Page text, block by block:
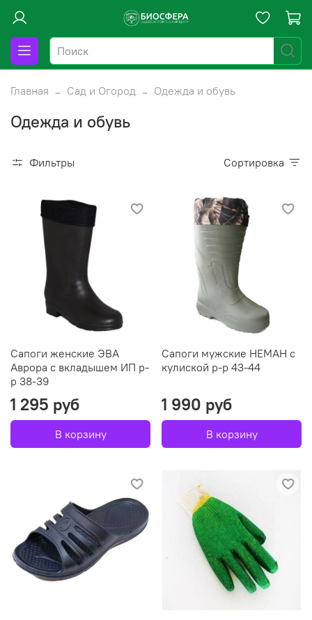
Главная Сад и Огород Одежда и обувь
Одежда и обувь
Фильтры Сортировка
Сапоги женские ЭВА
Аврора с вкладышем ИП р-
р 38-39
1 295 руб
В корзину
Сапоги мужские НЕМАН с
кулиской р-р 43-44
1 990 руб
В корзину